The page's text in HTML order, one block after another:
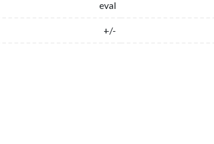
eval
+/-